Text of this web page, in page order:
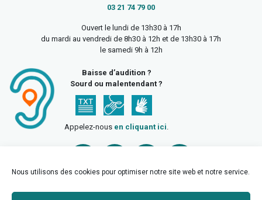
Nous utilisons des cookies pour optimiser notre site web et notre service.
03 21 74 79 00
Ouvert le lundi de 13h30 à 17h
du mardi au vendredi de 8h30 à 12h et de 13h30 à 17h
le samedi 9h à 12h
Baisse d’audition ?
Sourd ou malentendant ?
Appelez-nous en cliquant ici.